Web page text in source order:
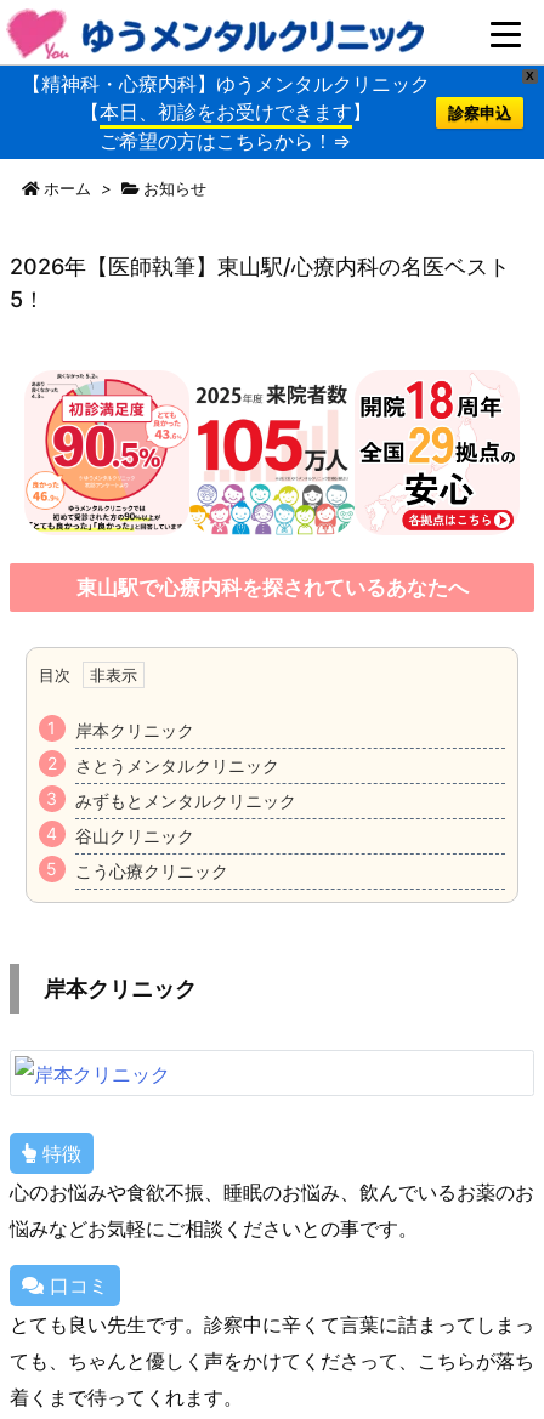
X
【精神科・心療内科】ゆうメンタルクリニック
【本日、初診をお受けできます】
ご希望の方はこちらから！⇒
診察申込
ホーム > お知らせ
2026年【医師執筆】東山駅/心療内科の名医ベスト
5！
東山駅で心療内科を探されているあなたへ
目次
岸本クリニック
さとうメンタルクリニック
みずもとメンタルクリニック
谷山クリニック
こう心療クリニック
岸本クリニック
特徴
心のお悩みや食欲不振、睡眠のお悩み、飲んでいるお薬のお
悩みなどお気軽にご相談くださいとの事です。
口コミ
とても良い先生です。診察中に辛くて言葉に詰まってしまっ
ても、ちゃんと優しく声をかけてくださって、こちらが落ち
着くまで待ってくれます。